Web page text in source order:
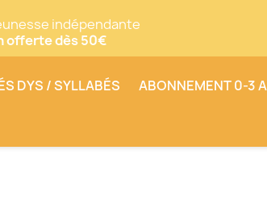
indépendante
offerte dès 50€
DYS / SYLLABÉS ABONNEMENT 0-3